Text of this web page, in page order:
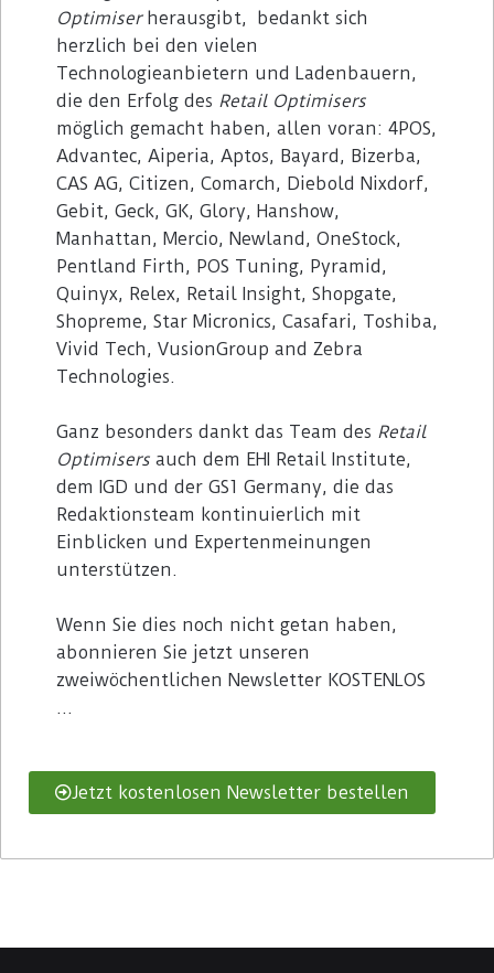
Optimiser herausgibt, bedankt sich
herzlich bei den vielen
Technologieanbietern und Ladenbauern,
die den Erfolg des Retail Optimisers
möglich gemacht haben, allen voran: 4POS,
Advantec, Aiperia, Aptos, Bayard, Bizerba,
CAS AG, Citizen, Comarch, Diebold Nixdorf,
Gebit, Geck, GK, Glory, Hanshow,
Manhattan, Mercio, Newland, OneStock,
Pentland Firth, POS Tuning, Pyramid,
Quinyx, Relex, Retail Insight, Shopgate,
Shopreme, Star Micronics, Casafari, Toshiba,
Vivid Tech, VusionGroup and Zebra
Technologies.
Ganz besonders dankt das Team des Retail
Optimisers auch dem EHI Retail Institute,
dem IGD und der GS1 Germany, die das
Redaktionsteam kontinuierlich mit
Einblicken und Expertenmeinungen
unterstützen.
Wenn Sie dies noch nicht getan haben,
abonnieren Sie jetzt unseren
zweiwöchentlichen Newsletter KOSTENLOS
…
Jetzt kostenlosen Newsletter bestellen